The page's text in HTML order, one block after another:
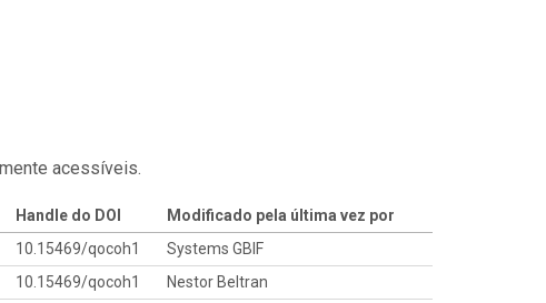
acessíveis.
Handle do DOI
Modificado pela última vez por
10.15469/qocoh1
Systems GBIF
10.15469/qocoh1
Nestor Beltran